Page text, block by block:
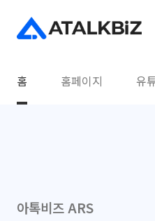
홈 홈페이지 유
아톡비즈 ARS